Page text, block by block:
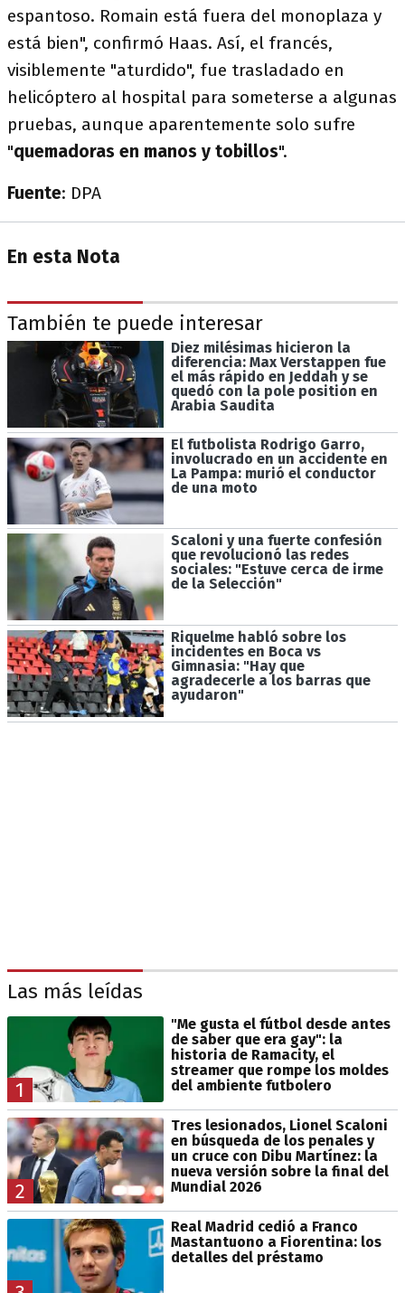
espantoso. Romain está fuera del monoplaza y
está bien", confirmó Haas. Así, el francés,
visiblemente "aturdido", fue trasladado en
helicóptero al hospital para someterse a algunas
pruebas, aunque aparentemente solo sufre
"quemadoras en manos y tobillos".
Fuente: DPA
En esta Nota
También te puede interesar
Diez milésimas hicieron la
diferencia: Max Verstappen fue
el más rápido en Jeddah y se
quedó con la pole position en
Arabia Saudita
El futbolista Rodrigo Garro,
involucrado en un accidente en
La Pampa: murió el conductor
de una moto
Scaloni y una fuerte confesión
que revolucionó las redes
sociales: "Estuve cerca de irme
de la Selección"
Riquelme habló sobre los
incidentes en Boca vs
Gimnasia: "Hay que
agradecerle a los barras que
ayudaron"
Las más leídas
1
"Me gusta el fútbol desde antes
de saber que era gay": la
historia de Ramacity, el
streamer que rompe los moldes
del ambiente futbolero
2
Tres lesionados, Lionel Scaloni
en búsqueda de los penales y
un cruce con Dibu Martínez: la
nueva versión sobre la final del
Mundial 2026
Real Madrid cedió a Franco
Mastantuono a Fiorentina: los
detalles del préstamo